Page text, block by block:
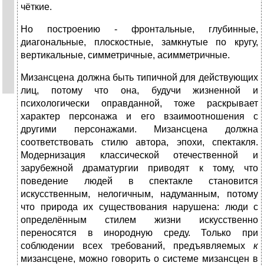
чёткие.
Но построению - фронтальные, глубинные,
диагональные, плоскостные, замкнутые по кругу,
вертикальные, симметричные, асимметричные.
Мизансцена должна быть типичной для действующих
лиц, потому что она, будучи жизненной и
психологически оправданной, тоже раскрывает
характер персонажа и его взаимоотношения с
другими персонажами. Мизансцена должна
соответствовать стилю автора, эпохи, спектакля.
Модернизация классической отечественной и
зарубежной драматургии приводят к тому, что
поведение людей в спектакле становится
искусственным, нелогичным, надуманным, потому
что природа их существования нарушена: люди с
определённым стилем жизни искусственно
переносятся в инородную среду. Только при
соблюдении всех требований, предъявляемых к
мизансцене, можно говорить о системе мизансцен в